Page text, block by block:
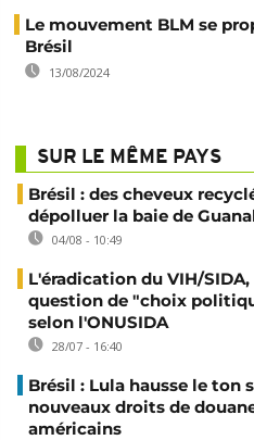
Le mouvement BLM se
Brésil
13/08/2024
SUR LE MÊME PAYS
Brésil : des cheveux
dépolluer la baie de
04/08 - 10:49
L'éradication du VIH/SIDA,
question de "choix
selon l'ONUSIDA
28/07 - 16:40
Brésil : Lula hausse le ton
nouveaux droits de
américains